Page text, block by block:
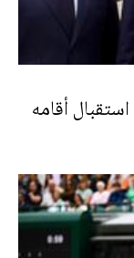
أقامه